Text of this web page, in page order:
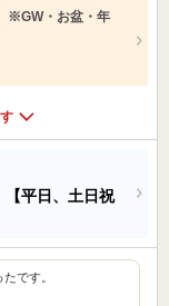
※GW・お盆・年
【平日、土日祝
です。